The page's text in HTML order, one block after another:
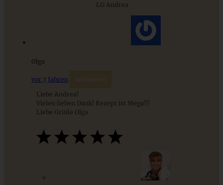
LG Andrea
Olga
vor 7 Jahren Antworten
Liebe Andrea!
Vielen lieben Dank! Rezept ist Mega!!!
Liebe Grüße Olga